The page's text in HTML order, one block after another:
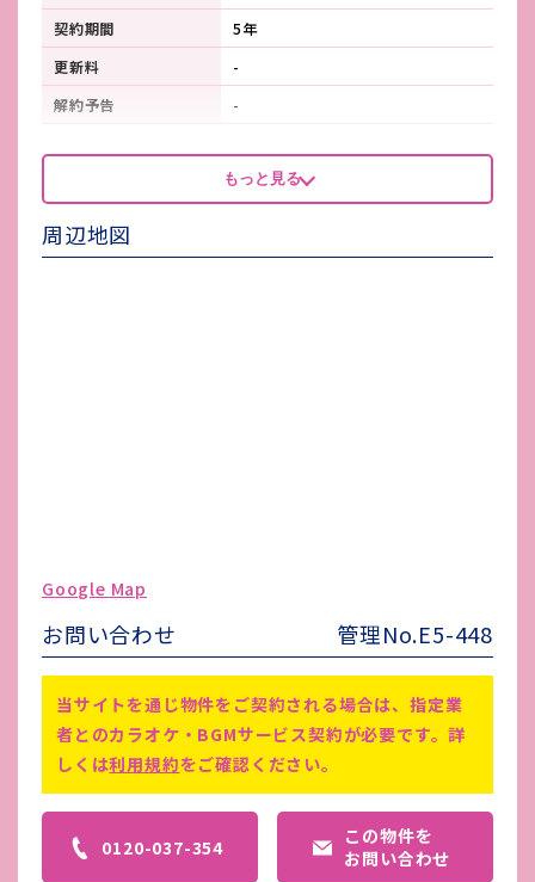
契約期間
5年
更新料
-
解約予告
-
看板製作費
-
看板使用料・
維持管理費
-
鍵交換費
-
備考 -
もっと見る
周辺地図
Google Map
お問い合わせ 管理No.E5-448
当サイトを通じ物件をご契約される場合は、指定業
者とのカラオケ・BGMサービス契約が必要です。詳
しくは利用規約をご確認ください。
0120-037-354
この物件を
お問い合わせ